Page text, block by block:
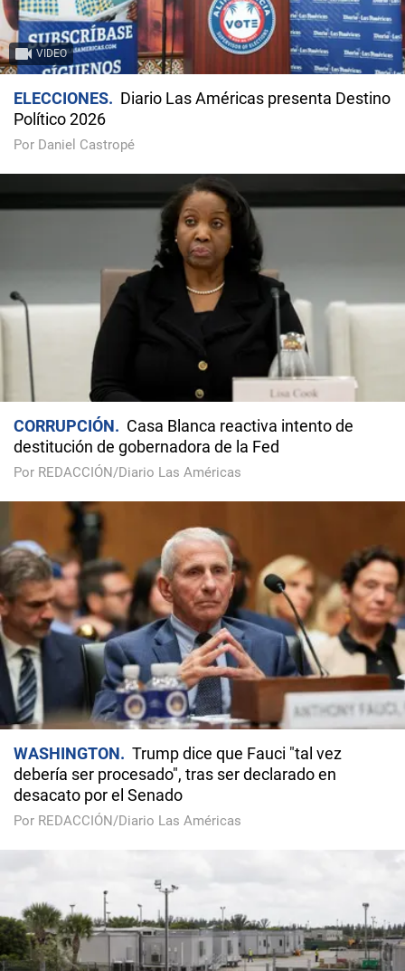
VIDEO
ELECCIONES
Diario Las Américas presenta Destino
Político 2026
Por Daniel Castropé
CORRUPCIÓN
Casa Blanca reactiva intento de
destitución de gobernadora de la Fed
Por REDACCIÓN/Diario Las Américas
WASHINGTON
Trump dice que Fauci "tal vez
debería ser procesado", tras ser declarado en
desacato por el Senado
Por REDACCIÓN/Diario Las Américas